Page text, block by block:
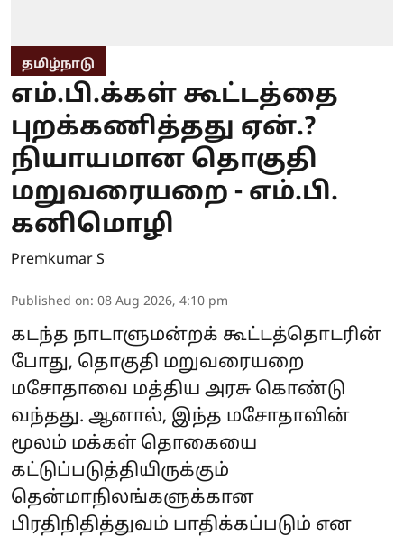
தமிழ்நாடு
எம்.பி.க்கள் கூட்டத்தை
புறக்கணித்தது ஏன்.?
நியாயமான தொகுதி
மறுவரையறை - எம்.பி.
கனிமொழி
Premkumar S
Published on: 08 Aug 2026, 4:10 pm
கடந்த நாடாளுமன்றக் கூட்டத்தொடரின்
போது, தொகுதி மறுவரையறை
மசோதாவை மத்திய அரசு கொண்டு
வந்தது. ஆனால், இந்த மசோதாவின்
மூலம் மக்கள் தொகையை
கட்டுப்படுத்தியிருக்கும்
தென்மாநிலங்களுக்கான
பிரதிநிதித்துவம் பாதிக்கப்படும் என